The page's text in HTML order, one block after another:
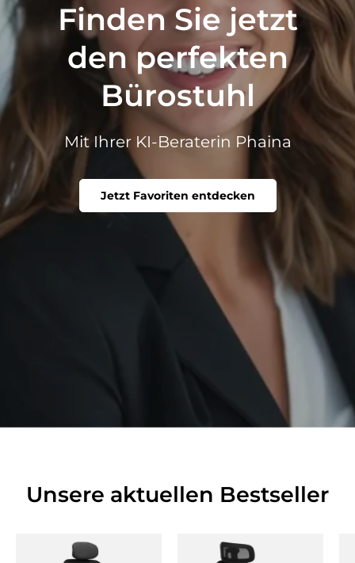
Finden Sie jetzt
den perfekten
Bürostuhl
Mit Ihrer KI-Beraterin Phaina
Jetzt Favoriten entdecken
Unsere aktuellen Bestseller